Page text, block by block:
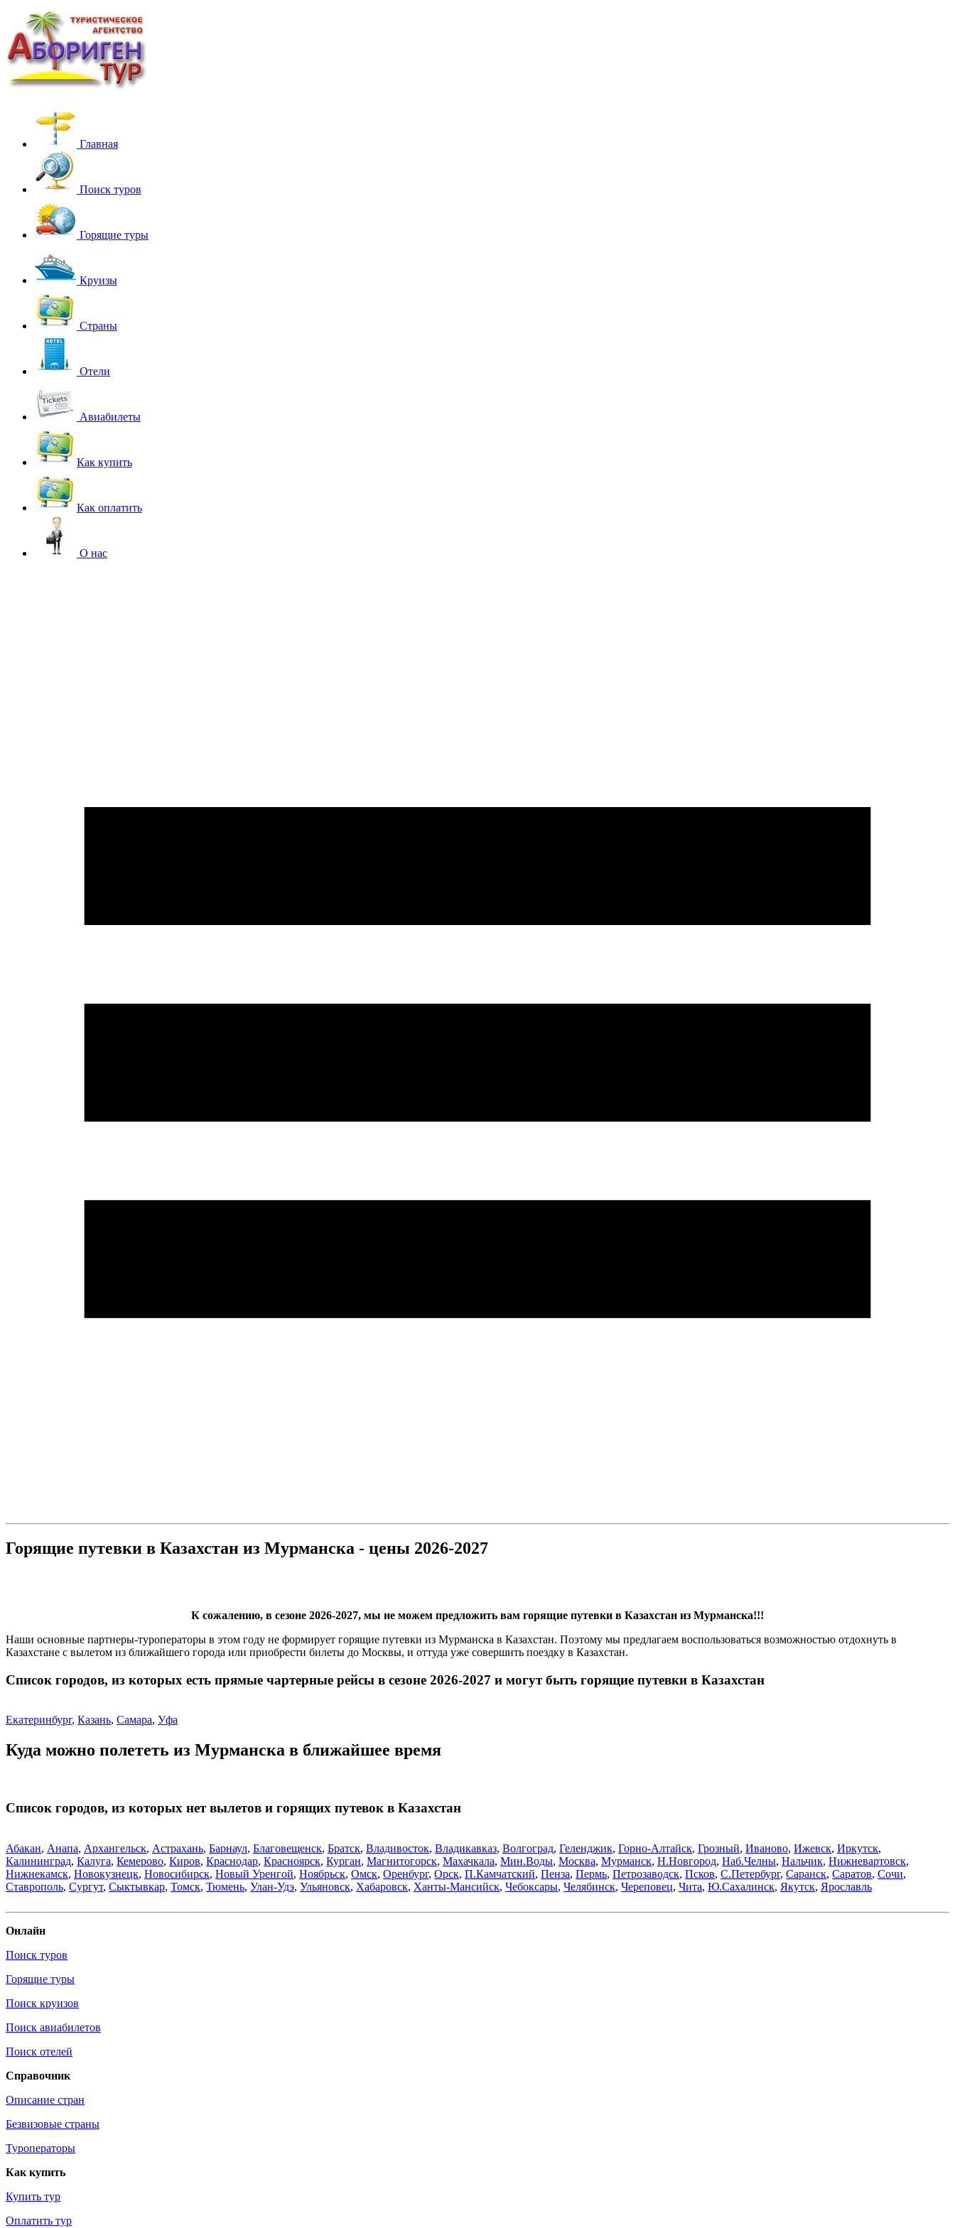
Главная
Поиск туров
Горящие туры
Круизы
Страны
Отели
Авиабилеты
Как купить
Как оплатить
О нас
Горящие путевки в Казахстан из Мурманска - цены 2026-2027
К сожалению, в сезоне 2026-2027, мы не можем предложить вам горящие путевки в Казахстан из Мурманска!!!
Наши основные партнеры-туроператоры в этом году не формирует горящие путевки из Мурманска в Казахстан. Поэтому мы предлагаем воспользоваться возможностью отдохнуть в
Казахстане с вылетом из ближайшего города или приобрести билеты до Москвы, и оттуда уже совершить поездку в Казахстан.
Список городов, из которых есть прямые чартерные рейсы в сезоне 2026-2027 и могут быть горящие путевки в Казахстан
Екатеринбург, Казань, Самара, Уфа
Куда можно полететь из Мурманска в ближайшее время
Список городов, из которых нет вылетов и горящих путевок в Казахстан
Абакан, Анапа, Архангельск, Астрахань, Барнаул, Благовещенск, Братск, Владивосток, Владикавказ, Волгоград, Геленджик, Горно-Алтайск, Грозный, Иваново, Ижевск, Иркутск,
Калининград, Калуга, Кемерово, Киров, Краснодар, Красноярск, Курган, Магнитогорск, Махачкала, Мин.Воды, Москва, Мурманск, Н.Новгород, Наб.Челны, Нальчик, Нижневартовск,
Нижнекамск, Новокузнецк, Новосибирск, Новый Уренгой, Ноябрьск, Омск, Оренбург, Орск, П.Камчатский, Пенза, Пермь, Петрозаводск, Псков, С.Петербург, Саранск, Саратов, Сочи,
Ставрополь, Сургут, Сыктывкар, Томск, Тюмень, Улан-Удэ, Ульяновск, Хабаровск, Ханты-Мансийск, Чебоксары, Челябинск, Череповец, Чита, Ю.Сахалинск, Якутск, Ярославль
Онлайн
Поиск туров
Горящие туры
Поиск круизов
Поиск авиабилетов
Поиск отелей
Справочник
Описание стран
Безвизовые страны
Туроператоры
Как купить
Купить тур
Оплатить тур